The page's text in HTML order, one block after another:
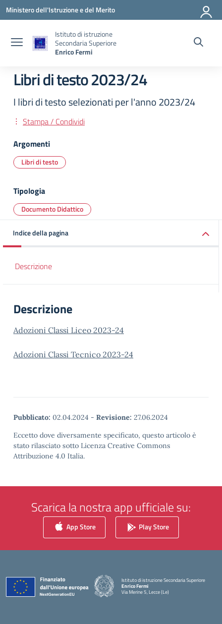
Vai ai contenuti
Vai al menu di navigazione
Vai al footer
Ministero dell'Istruzione e del Merito
Istituto di istruzione
Secondaria Superiore
Enrico Fermi
Libri di testo 2023/24
I libri di testo selezionati per l'anno 2023/24
Stampa / Condividi
Argomenti
Libri di testo
Tipologia
Documento Didattico
Indice della pagina
Descrizione
Descrizione
Adozioni Classi Liceo 2023-24
Adozioni Classi Tecnico 2023-24
Pubblicato: 02.04.2024 - Revisione: 27.06.2024
Eccetto dove diversamente specificato, questo articolo è
stato rilasciato sotto Licenza Creative Commons
Attribuzione 4.0 Italia.
Scarica la nostra app ufficiale su:
App Store Play Store
Istituto di istruzione Secondaria Superiore
Enrico Fermi
Via Merine 5, Lecce (Le)